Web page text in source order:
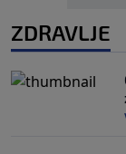
ZDRAVLJE